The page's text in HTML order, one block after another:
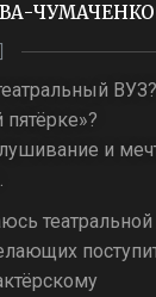
ЧУМАЧЕНКО
ВУЗ?
пятёрке»?
и
театральной